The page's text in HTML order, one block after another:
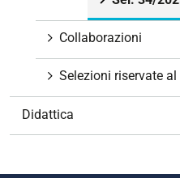
Collaborazioni
Selezioni riservate al
Didattica